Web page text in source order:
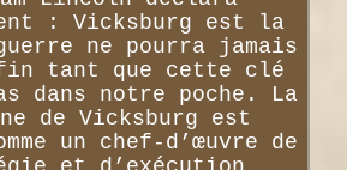
: Vicksburg est la
ne pourra jamais
tant que cette clé
dans notre poche. La
de Vicksburg est
un chef-d’œuvre de